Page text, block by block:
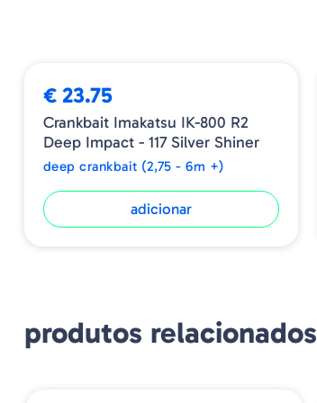
€ 23.75
Crankbait Imakatsu IK-800 R2
Deep Impact - 117 Silver Shiner
deep crankbait (2,75 - 6m +)
adicionar
produtos relacionados